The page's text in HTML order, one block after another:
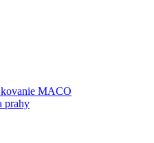
MACO
prahy